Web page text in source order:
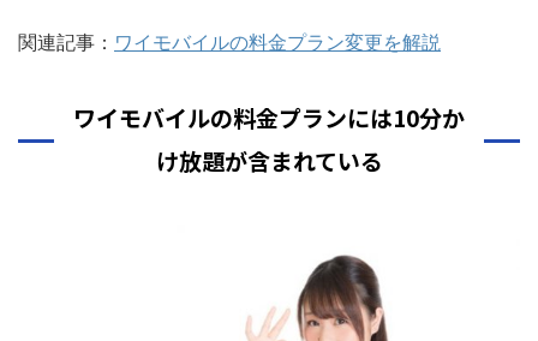
関連記事： ワイモバイルの料金プラン変更を解説
ワイモバイルの料金プランには10分か
け放題が含まれている